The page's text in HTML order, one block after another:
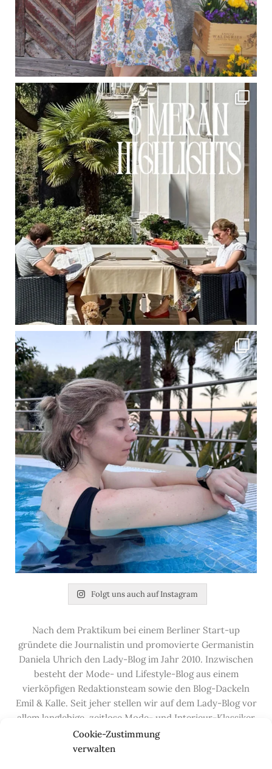
Cookie-Zustimmung
verwalten
Folgt uns auch auf Instagram
Nach dem Praktikum bei einem Berliner Start-up
gründete die Journalistin und promovierte Germanistin
Daniela Uhrich den Lady-Blog im Jahr 2010. Inzwischen
besteht der Mode- und Lifestyle-Blog aus einem
vierköpfigen Redaktionsteam sowie den Blog-Dackeln
Emil & Kalle. Seit jeher stellen wir auf dem Lady-Blog vor
allem langlebige, zeitlose Mode- und Interieur-Klassiker
vor, die hochwertig verarbeitet und unter guten
Bedingungen hergestellt wurden – gerne „Made in